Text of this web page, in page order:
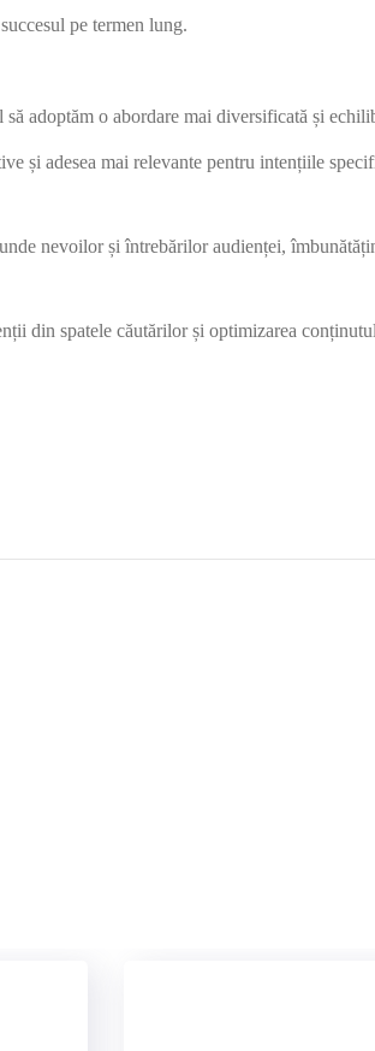
pe termen lung.
adoptăm o abordare mai diversificată și
și adesea mai relevante pentru intențiile
nevoilor și întrebărilor audienței,
din spatele căutărilor și optimizarea